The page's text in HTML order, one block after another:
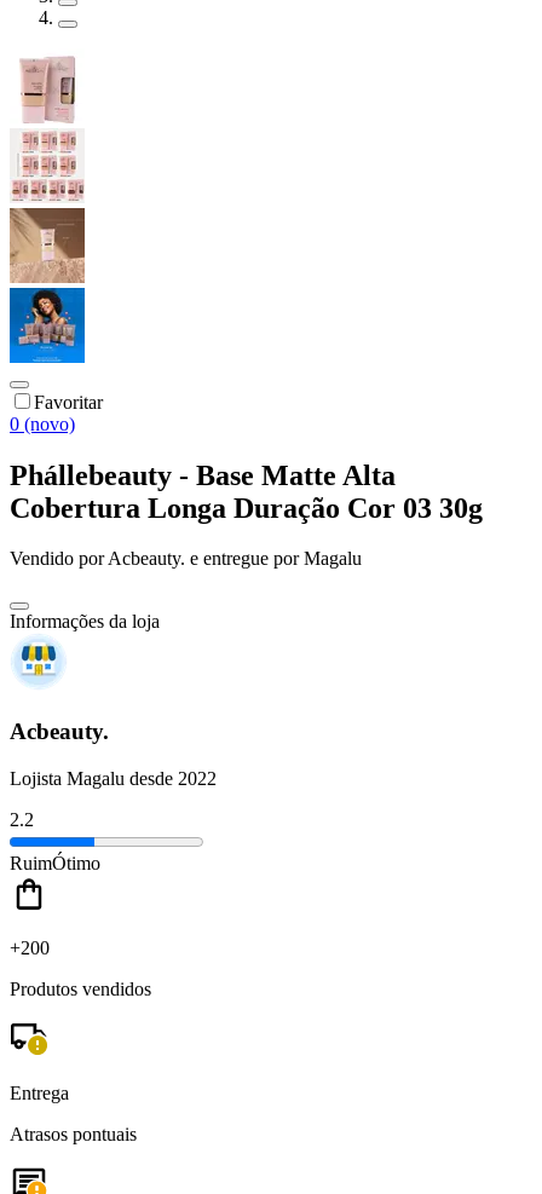
Favoritar
0 (novo)
Phállebeauty - Base Matte Alta
Cobertura Longa Duração Cor 03 30g
Vendido porAcbeauty. e entregue por Magalu
Informações da loja
Acbeauty.
Lojista Magalu desde 2022
2.2
RuimÓtimo
+200
Produtos vendidos
Entrega
Atrasos pontuais